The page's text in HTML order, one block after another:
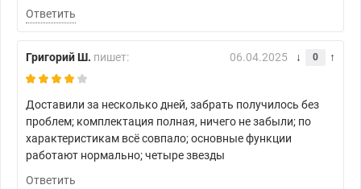
Ответить
Григорий Ш. пишет: 06.04.2025 0
Доставили за несколько дней, забрать получилось без
проблем; комплектация полная, ничего не забыли; по
характеристикам всё совпало; основные функции
работают нормально; четыре звезды
Ответить